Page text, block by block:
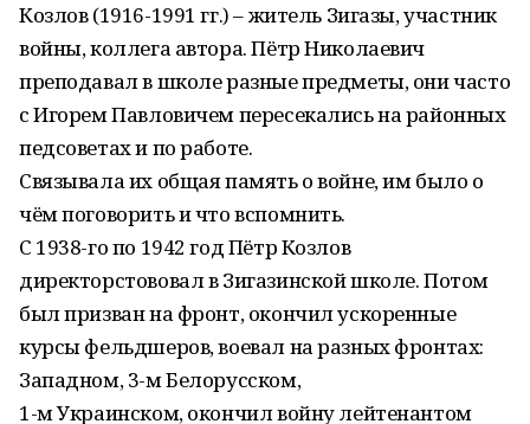
Козлов (1916-1991 гг.) – житель Зигазы, участник
войны, коллега автора. Пётр Николаевич
преподавал в школе разные предметы, они часто
с Игорем Павловичем пересекались на районных
педсоветах и по работе.
Связывала их общая память о войне, им было о
чём поговорить и что вспомнить.
С 1938-го по 1942 год Пётр Козлов
директорстововал в Зигазинской школе. Потом
был призван на фронт, окончил ускоренные
курсы фельдшеров, воевал на разных фронтах:
Западном, 3-м Белорусском,
1-м Украинском, окончил войну лейтенантом